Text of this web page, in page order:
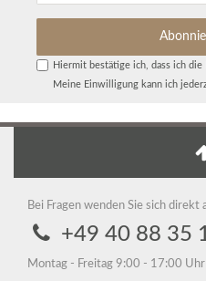
Hiermit bestätige ich, dass ich die
Meine Einwilligung kann ich
Bei Fragen wenden Sie sich direkt
+49 40 88 35
Montag - Freitag 9:00 - 17:00 Uhr